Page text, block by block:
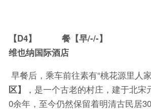
【D4】 餐【早/-/-】
维也纳国际酒店
早餐后，乘车前往素有“桃花源里人
区】
，是一个古老的村庄，建于北
0余年，至今仍然保留着明清古民居